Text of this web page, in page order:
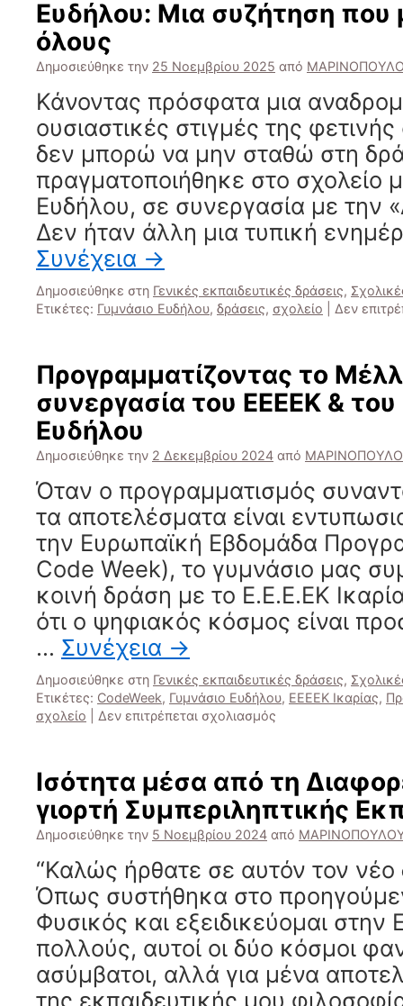
την
Ευδήλου: Μια συζήτηση
όλους
Δημοσιεύθηκε την 25 Νοεμβρίου 2025 από
Κάνοντας πρόσφατα μια
ουσιαστικές στιγμές της
δεν μπορώ να μην σταθώ στη
πραγματοποιήθηκε στο σχολείο
Ευδήλου, σε συνεργασία με την
Δεν ήταν άλλη μια τυπική
Συνέχεια →
Δημοσιεύθηκε στη Γενικές εκπαιδευτικές δράσεις,
Ετικέτες: Γυμνάσιο Ευδήλου, δράσεις, σχολείο Δεν
Προγραμματίζοντας το
συνεργασία του ΕΕΕΕΚ & του
Ευδήλου
Δημοσιεύθηκε την 2 Δεκεμβρίου 2024 από
Όταν ο προγραμματισμός
τα αποτελέσματα είναι
την Ευρωπαϊκή Εβδομάδα
Code Week), το γυμνάσιο μας
κοινή δράση με το Ε.Ε.Ε.ΕΚ
ότι ο ψηφιακός κόσμος είναι
… Συνέχεια →
Δημοσιεύθηκε στη Γενικές εκπαιδευτικές δράσεις,
Ετικέτες: CodeWeek, Γυμνάσιο Ευδήλου, ΕΕΕΕΚ Ικαρίας,
σχολείο
Δεν επιτρέπεται σχολιασμός
Μέλλον
μαζί:
Μια
συνεργασία
του
ΕΕΕΕΚ
&
του
Γυμνασίου
Ευδήλου
Ισότητα μέσα από τη
γιορτή Συμπεριληπτικής
Δημοσιεύθηκε την 5 Νοεμβρίου 2024 από
“Καλώς ήρθατε σε αυτόν τον νέο
Όπως συστήθηκα στο
Φυσικός και εξειδικεύομαι στην
πολλούς, αυτοί οι δύο κόσμοι
ασύμβατοι, αλλά για μένα
της εκπαιδευτικής μου